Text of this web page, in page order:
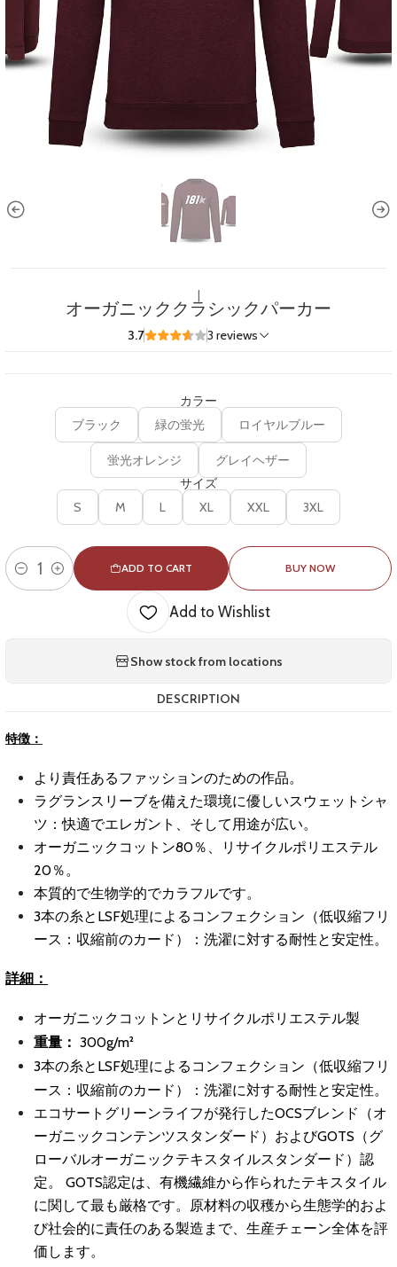
オーガニッククラシックパーカー
3.7 3 reviews
カラー
ブラック 緑の蛍光 ロイヤルブルー
蛍光オレンジ グレイヘザー
サイズ
S M L XL XXL 3XL
Quantity
ADD TO CART BUY NOW
Add to Wishlist
Show stock from locations
DESCRIPTION
特徴：
より責任あるファッションのための作品。
ラグランスリーブを備えた環境に優しいスウェットシャ
ツ：快適でエレガント、そして用途が広い。
オーガニックコットン80％、リサイクルポリエステル
20％。
本質的で生物学的でカラフルです。
3本の糸とLSF処理によるコンフェクション（低収縮フリ
ース：収縮前のカード）：洗濯に対する耐性と安定性。
詳細：
オーガニックコットンとリサイクルポリエステル製
重量： 300g/m²
3本の糸とLSF処理によるコンフェクション（低収縮フリ
ース：収縮前のカード）：洗濯に対する耐性と安定性。
エコサートグリーンライフが発行したOCSブレンド（オ
ーガニックコンテンツスタンダード）およびGOTS（グ
ローバルオーガニックテキスタイルスタンダード）認
定。 GOTS認定は、有機繊維から作られたテキスタイル
に関して最も厳格です。原材料の収穫から生態学的およ
び社会的に責任のある製造まで、生産チェーン全体を評
価します。